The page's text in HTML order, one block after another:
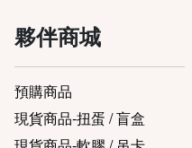
夥伴商城
預購商品
現貨商品-扭蛋 / 盲盒